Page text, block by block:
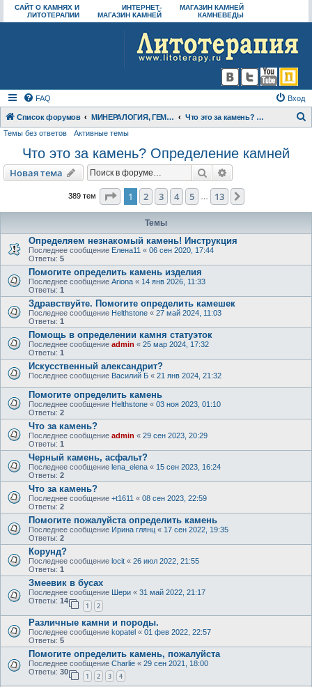
САЙТ О КАМНЯХ И
ЛИТОТЕРАПИИ
ИНТЕРНЕТ-
МАГАЗИН КАМНЕЙ
МАГАЗИН КАМНЕЙ
КАМНЕВЕДЫ
FAQ Вход
Список форумов МИНЕРАЛОГИЯ, ГЕММОЛОГИЯ Что это за камень? Определение камней
Темы без ответов Активные темы
Что это за камень? Определение камней
Новая тема Поиск
389 тем Страница из 13
1 2 3 4 5 13
Темы
Определяем незнакомый камень! Инструкция
Последнее сообщение Елена11 « 06 сен 2020, 17:44
Ответы: 5
Помогите определить камень изделия
Последнее сообщение Ariona « 14 янв 2026, 11:33
Ответы: 1
Здравствуйте. Помогите определить камешек
Последнее сообщение Helthstone « 27 май 2024, 11:03
Ответы: 1
Помощь в определении камня статуэток
Последнее сообщение admin « 25 мар 2024, 17:32
Ответы: 1
Искусственный александрит?
Последнее сообщение Василий Б « 21 янв 2024, 21:32
Помогите определить камень
Последнее сообщение Helthstone « 03 ноя 2023, 01:10
Ответы: 2
Что за камень?
Последнее сообщение admin « 29 сен 2023, 20:29
Ответы: 1
Черный камень, асфальт?
Последнее сообщение lena_elena « 15 сен 2023, 16:24
Ответы: 2
Что за камень?
Последнее сообщение +t1611 « 08 сен 2023, 22:59
Ответы: 2
Помогите пожалуйста определить камень
Последнее сообщение Ирина глянц « 17 сен 2022, 19:35
Ответы: 2
Корунд?
Последнее сообщение locit « 26 июл 2022, 21:55
Ответы: 1
Змеевик в бусах
Последнее сообщение Шери « 31 май 2022, 21:17
Ответы: 14
1 2
Различные камни и породы.
Последнее сообщение kopatel « 01 фев 2022, 22:57
Ответы: 5
Помогите определить камень, пожалуйста
Последнее сообщение Charlie « 29 сен 2021, 18:00
Ответы: 30
1 2 3 4